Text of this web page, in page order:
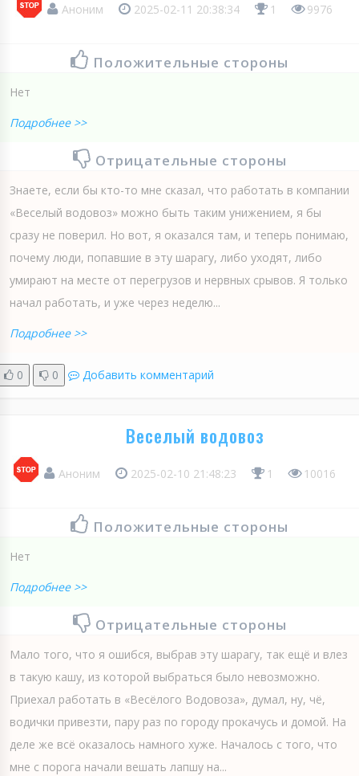
Аноним 2025-02-11 20:38:34 1 9976
Положительные стороны
Нет
Подробнее >>
Отрицательные стороны
Знаете, если бы кто-то мне сказал, что работать в компании
«Веселый водовоз» можно быть таким унижением, я бы
сразу не поверил. Но вот, я оказался там, и теперь понимаю,
почему люди, попавшие в эту шарагу, либо уходят, либо
умирают на месте от перегрузов и нервных срывов. Я только
начал работать, и уже через неделю...
Подробнее >>
0 0 Добавить комментарий
Веселый водовоз
Аноним 2025-02-10 21:48:23 1 10016
Положительные стороны
Нет
Подробнее >>
Отрицательные стороны
Мало того, что я ошибся, выбрав эту шарагу, так ещё и влез
в такую кашу, из которой выбраться было невозможно.
Приехал работать в «Весёлого Водовоза», думал, ну, чё,
водички привезти, пару раз по городу прокачусь и домой. На
деле же всё оказалось намного хуже. Началось с того, что
мне с порога начали вешать лапшу на...